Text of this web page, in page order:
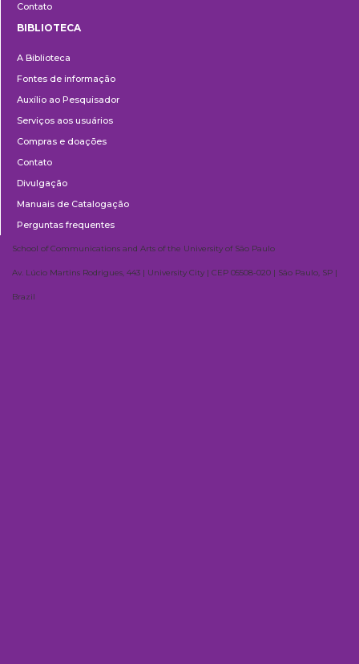
Contato
BIBLIOTECA
A Biblioteca
Fontes de informação
Auxílio ao Pesquisador
Serviços aos usuários
Compras e doações
Contato
Divulgação
Manuais de Catalogação
Perguntas frequentes
School of Communications and Arts of the University of São Paulo
Av. Lúcio Martins Rodrigues, 443 | University City | CEP 05508-020 | São Paulo, SP |
Brazil